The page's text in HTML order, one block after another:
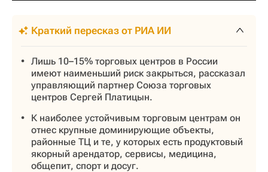
Краткий пересказ от РИА ИИ
Лишь 10–15% торговых центров в России
имеют наименьший риск закрыться, рассказал
управляющий партнер Союза торговых
центров Сергей Платицын.
К наиболее устойчивым торговым центрам он
отнес крупные доминирующие объекты,
районные ТЦ и те, у которых есть продуктовый
якорный арендатор, сервисы, медицина,
общепит, спорт и досуг.